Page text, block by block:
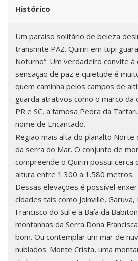
Histórico
Um paraíso solitário de beleza
transmite PAZ. Quiriri em tupi
Noturno“. Um verdadeiro convite à
sensação de paz e quietude é
quem caminha pelos campos de
guarda atrativos como o marco da
PR e SC, a famosa Pedra da
nome de Encantado.
Região mais alta do planalto Norte
da serra do Mar. O conjunto de
compreende o Quiriri possui cerca
altura entre 1.300 a 1.580 metros.
Dessas elevações é possível
cidades tais como Joinville, Garuva,
Francisco do Sul e a Baía da
montanhas da Serra Dona
bom. Ou contemplar um mar de
nublados. Monte Crista, uma